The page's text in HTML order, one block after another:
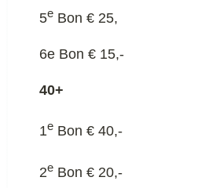
5e Bon € 25,
6e Bon € 15,-
40+
1e Bon € 40,-
2e Bon € 20,-